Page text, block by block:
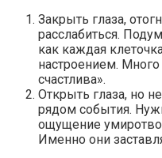
Закрыть глаза,
расслабиться.
как каждая
настроением.
счастлива».
Открыть глаза, но
рядом события.
ощущение
Именно они